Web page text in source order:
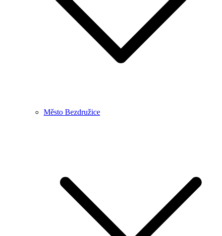
Město Bezdružice